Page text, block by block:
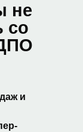
и
не
со